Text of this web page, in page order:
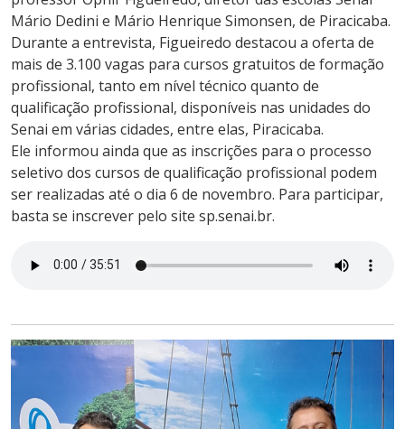
Mário Dedini e Mário Henrique Simonsen, de Piracicaba.
Durante a entrevista, Figueiredo destacou a oferta de
mais de 3.100 vagas para cursos gratuitos de formação
profissional, tanto em nível técnico quanto de
qualificação profissional, disponíveis nas unidades do
Senai em várias cidades, entre elas, Piracicaba.
Ele informou ainda que as inscrições para o processo
seletivo dos cursos de qualificação profissional podem
ser realizadas até o dia 6 de novembro. Para participar,
basta se inscrever pelo site sp.senai.br.